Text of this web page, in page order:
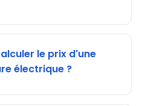
le prix d'une
électrique ?